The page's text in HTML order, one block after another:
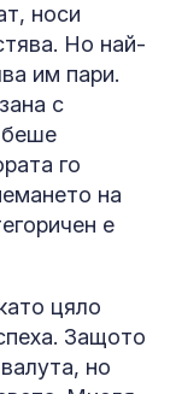
носи
Но най-
им пари.
с
беше
го
на
е
цяло
Защото
но